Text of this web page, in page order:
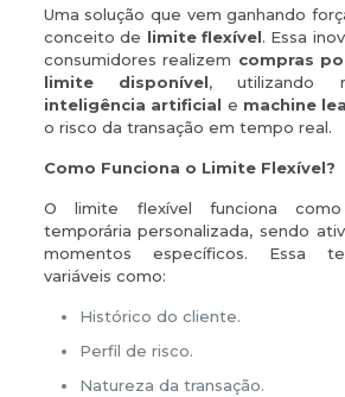
Uma solução que vem ganhando
conceito de limite flexível. Essa
consumidores realizem compras
limite disponível, utilizando
inteligência artificial e machine
o risco da transação em tempo real.
Como Funciona o Limite Flexível?
O limite flexível funciona
temporária personalizada, sendo
momentos específicos. Essa
variáveis como:
Histórico do cliente.
Perfil de risco.
Natureza da transação.